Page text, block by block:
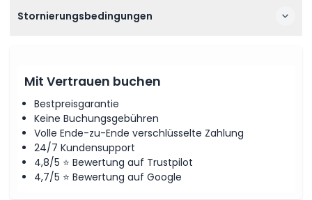
Stornierungsbedingungen
Mit Vertrauen buchen
Bestpreisgarantie
Keine Buchungsgebühren
Volle Ende-zu-Ende verschlüsselte Zahlung
24/7 Kundensupport
4,8/5 ⭐ Bewertung auf Trustpilot
4,7/5 ⭐ Bewertung auf Google